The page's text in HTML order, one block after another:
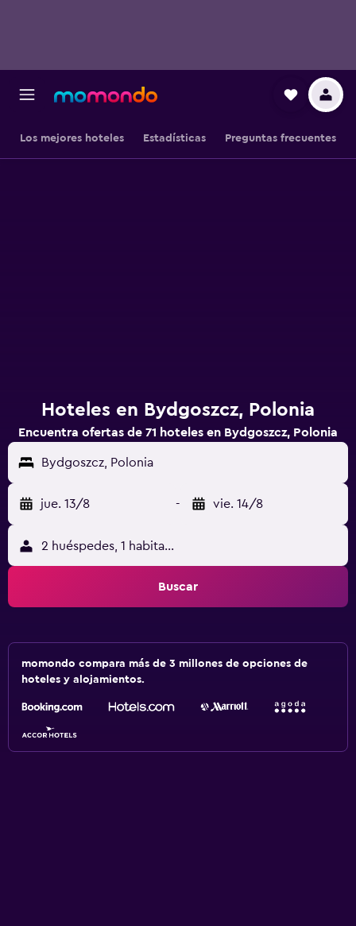
Los mejores hoteles Estadísticas Preguntas frecuentes
Hoteles en Bydgoszcz, Polonia
Encuentra ofertas de 71 hoteles en Bydgoszcz, Polonia
Bydgoszcz, Polonia
jue. 13/8 - vie. 14/8
2 huéspedes, 1 habitación
Buscar
momondo compara más de 3 millones de opciones de
hoteles y alojamientos.